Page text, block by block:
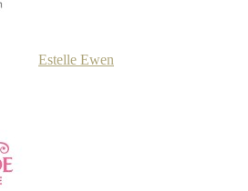
Estelle Ewen